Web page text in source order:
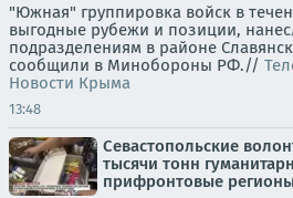
"Южная" группировка войск в
выгодные рубежи и позиции,
подразделениям в районе
сообщили в Минобороны РФ.//
Новости Крыма
13:48
Севастопольские
тысячи тонн
прифронтовые